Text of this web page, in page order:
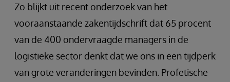
Zo blijkt uit recent onderzoek van het
vooraanstaande zakentijdschrift dat 65 procent
van de 400 ondervraagde managers in de
logistieke sector denkt dat we ons in een tijdperk
van grote veranderingen bevinden. Profetische